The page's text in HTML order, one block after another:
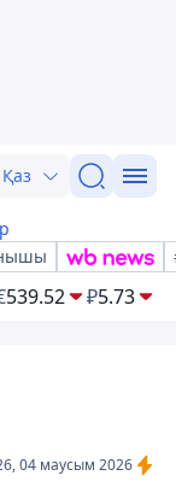
Қаз
539.52 ₽5.73
04 маусым 2026